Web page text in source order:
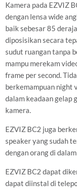
Kamera pada EZVIZ
dengan lensa wide
baik sebesar 85
diposisikan secara
sudut ruangan tanpa
mampu merekam
frame per second.
berkemampuan night
dalam keadaan gelap
kamera.
EZVIZ BC2 juga
speaker yang sudah
dengan orang di
EZVIZ BC2 dapat
dapat diinstal di